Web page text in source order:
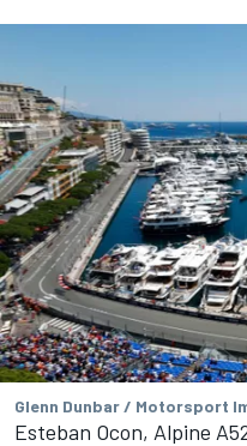
Glenn Dunbar / Motorsport
Esteban Ocon, Alpine